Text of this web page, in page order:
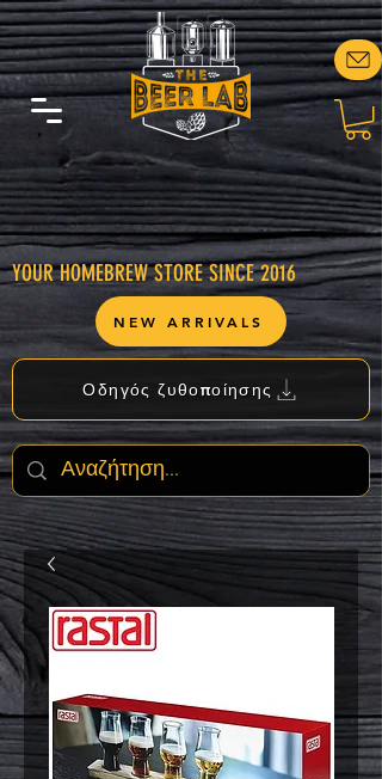
YOUR HOMEBREW STORE SINCE 2016
Οδηγός ζυθοποίησης
NEW ARRIVALS